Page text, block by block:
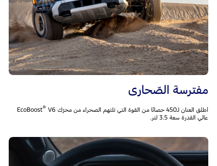
مفترسة الصّحارى
أطلق العنان لـ450 حصانًا من القوة التي تلتهم الصحراء من محرّك EcoBoost ® ‎V6
عالي القدرة سعة 3.5 لتر.